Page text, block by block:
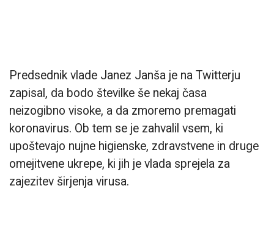
Predsednik vlade Janez Janša je na Twitterju
zapisal, da bodo številke še nekaj časa
neizogibno visoke, a da zmoremo premagati
koronavirus. Ob tem se je zahvalil vsem, ki
upoštevajo nujne higienske, zdravstvene in druge
omejitvene ukrepe, ki jih je vlada sprejela za
zajezitev širjenja virusa.